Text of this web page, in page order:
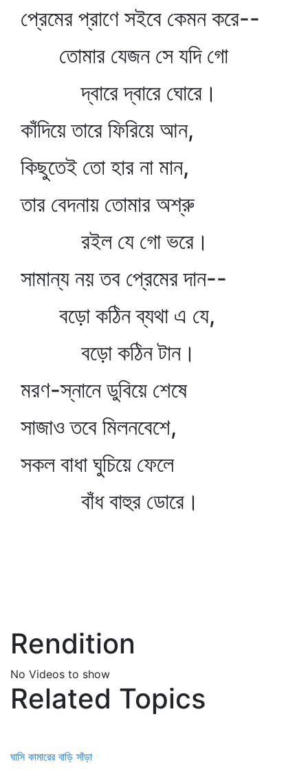
প্রেমের প্রাণে সইবে কেমন করে--
তোমার যেজন সে যদি গো
দ্বারে দ্বারে ঘোরে।
কাঁদিয়ে তারে ফিরিয়ে আন,
কিছুতেই তো হার না মান,
তার বেদনায় তোমার অশ্রু
রইল যে গো ভরে।
সামান্য নয় তব প্রেমের দান--
বড়ো কঠিন ব্যথা এ যে,
বড়ো কঠিন টান।
মরণ-স্নানে ডুবিয়ে শেষে
সাজাও তবে মিলনবেশে,
সকল বাধা ঘুচিয়ে ফেলে
বাঁধ বাহুর ডোরে।
Rendition
No Videos to show
Related Topics
ঘাসি কামারের বাড়ি সাঁড়া